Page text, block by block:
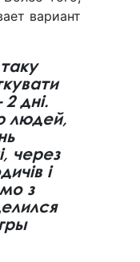
вариант
2 дні.
людей,
через
і
з